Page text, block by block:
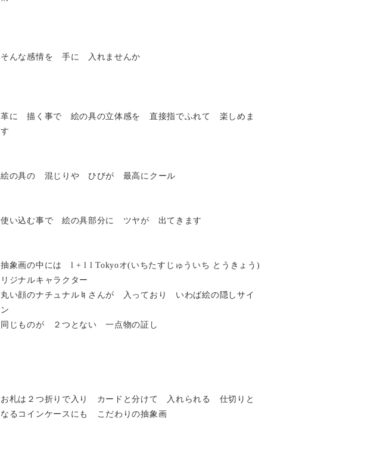
そんな感情を 手に 入れませんか
革に 描く事で 絵の具の立体感を 直接指でふれて 楽しめま
す
絵の具の 混じりや ひびが 最高にクール
使い込む事で 絵の具部分に ツヤが 出てきます
抽象画の中には l + l l Tokyoオ(いちたすじゅういち とうきょう)
リジナルキャラクター
丸い顔のナチュナル♮さんが 入っており いわば絵の隠しサイ
ン
同じものが ２つとない 一点物の証し
お札は２つ折りで入り カードと分けて 入れられる 仕切りと
なるコインケースにも こだわりの抽象画